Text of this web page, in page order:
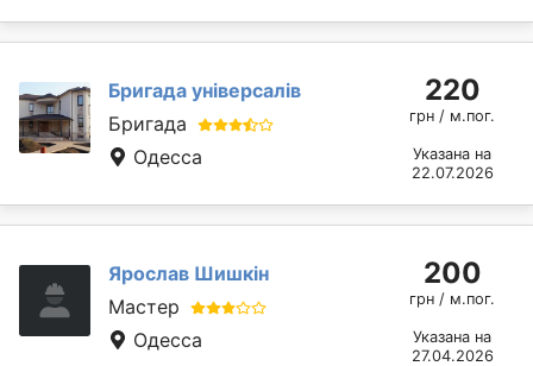
Бригада універсалів
Бригада
Одесса
220
грн / м.пог.
Указана на
22.07.2026
Ярослав Шишкін
Мастер
Одесса
200
грн / м.пог.
Указана на
27.04.2026